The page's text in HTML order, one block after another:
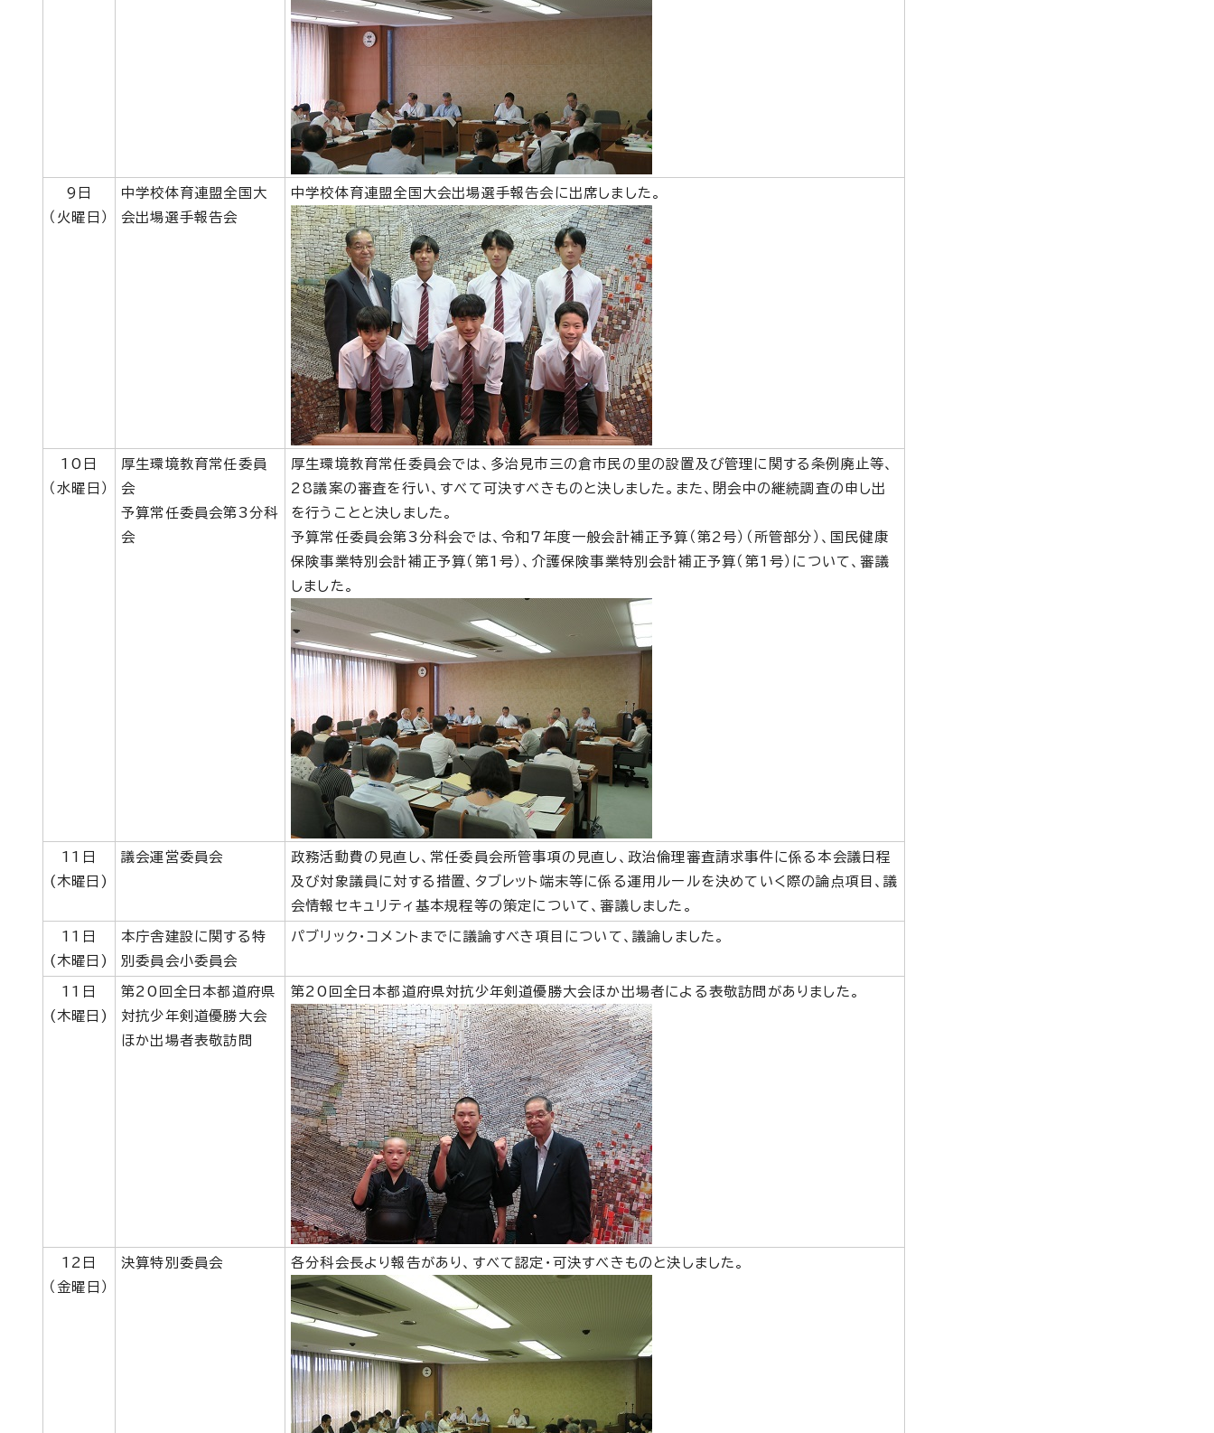
9日
（火曜日）
中学校体育連盟全国大
会出場選手報告会
中学校体育連盟全国大会出場選手報告会に出席しました。
10日
（水曜日）
厚生環境教育常任委員
会
予算常任委員会第3分科
会
厚生環境教育常任委員会では、多治見市三の倉市民の里の設置及び管理に関する条例廃止等、
28議案の審査を行い、すべて可決すべきものと決しました。また、閉会中の継続調査の申し出
を行うことと決しました。
予算常任委員会第3分科会では、令和7年度一般会計補正予算（第2号）（所管部分）、国民健康
保険事業特別会計補正予算（第1号）、介護保険事業特別会計補正予算（第1号）について、審議
しました。
11日
(木曜日)
議会運営委員会
政務活動費の見直し、常任委員会所管事項の見直し、政治倫理審査請求事件に係る本会議日程
及び対象議員に対する措置、タブレット端末等に係る運用ルールを決めていく際の論点項目、議
会情報セキュリティ基本規程等の策定について、審議しました。
11日
(木曜日)
本庁舎建設に関する特
別委員会小委員会
パブリック・コメントまでに議論すべき項目について、議論しました。
11日
(木曜日)
第20回全日本都道府県
対抗少年剣道優勝大会
ほか出場者表敬訪問
第20回全日本都道府県対抗少年剣道優勝大会ほか出場者による表敬訪問がありました。
12日
（金曜日）
決算特別委員会 各分科会長より報告があり、すべて認定・可決すべきものと決しました。